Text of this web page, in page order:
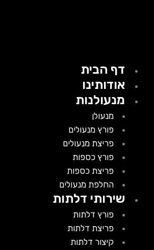
דף הבית
אודותינו
מנעולנות
מנעולן
פורץ מנעולים
פריצת מנעולים
פורץ כספות
פריצת כספות
החלפת מנעולים
שירותי דלתות
פורץ דלתות
פריצת דלתות
קיצור דלתות